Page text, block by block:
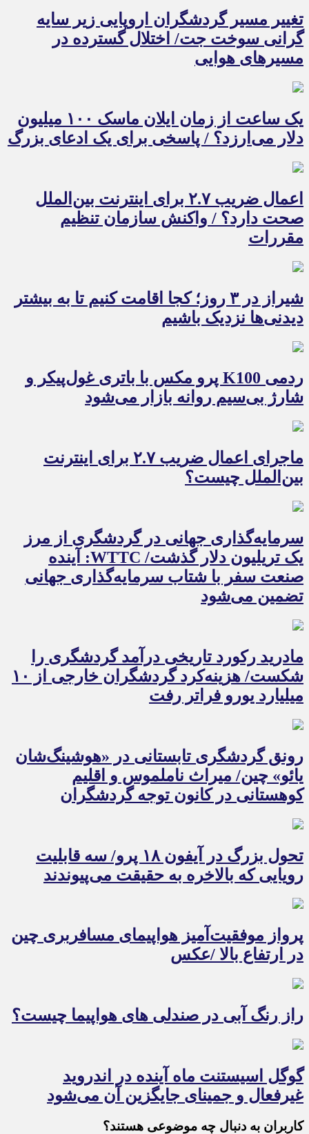
تغییر مسیر گردشگران اروپایی زیر سایه
گرانی سوخت جت/ اختلال گسترده در
مسیرهای هوایی
یک ساعت از زمان ایلان ماسک ۱۰۰ میلیون
دلار می‌ارزد؟ / پاسخی برای یک ادعای بزرگ
اعمال ضریب ۲.۷ برای اینترنت بین‌الملل
صحت دارد؟ / واکنش سازمان تنظیم
مقررات
شیراز در ۳ روز؛ کجا اقامت کنیم تا به بیشتر
دیدنی‌ها نزدیک باشیم
ردمی K100 پرو مکس با باتری غول‌پیکر و
شارژ بی‌سیم روانه بازار می‌شود
ماجرای اعمال ضریب ۲.۷ برای اینترنت
بین‌الملل چیست؟
سرمایه‌گذاری جهانی در گردشگری از مرز
یک تریلیون دلار گذشت/ WTTC: آینده
صنعت سفر با شتاب سرمایه‌گذاری جهانی
تضمین می‌شود
مادرید رکورد تاریخی درآمد گردشگری را
شکست/ هزینه‌کرد گردشگران خارجی از ۱۰
میلیارد یورو فراتر رفت
رونق گردشگری تابستانی در «هوشینگ‌شان
یائو» چین/ میراث ناملموس و اقلیم
کوهستانی در کانون توجه گردشگران
تحول بزرگ در آیفون ۱۸ پرو/ سه قابلیت
رویایی که بالاخره به حقیقت می‌پیوندند
پرواز موفقیت‌آمیز هواپیمای مسافربری چین
در ارتفاع بالا /عکس
راز رنگ آبی در صندلی های هواپیما چیست؟
گوگل اسیستنت ماه آینده در اندروید
غیرفعال و جمینای جایگزین آن می‌شود
کاربران به دنبال چه موضوعی هستند؟